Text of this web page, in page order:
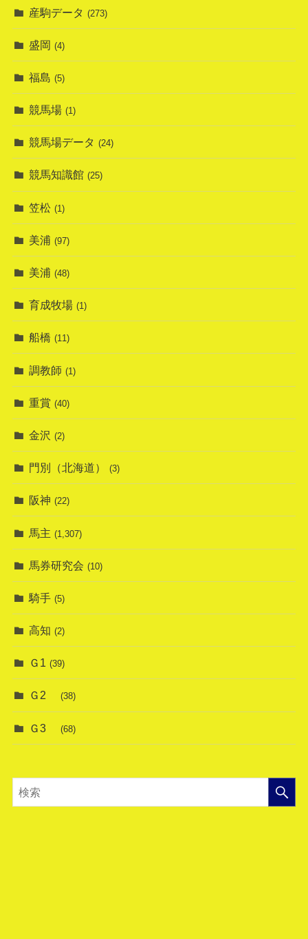
産駒データ (273)
盛岡 (4)
福島 (5)
競馬場 (1)
競馬場データ (24)
競馬知識館 (25)
笠松 (1)
美浦 (97)
美浦 (48)
育成牧場 (1)
船橋 (11)
調教師 (1)
重賞 (40)
金沢 (2)
門別（北海道） (3)
阪神 (22)
馬主 (1,307)
馬券研究会 (10)
騎手 (5)
高知 (2)
Ｇ1 (39)
Ｇ2 (38)
Ｇ3 (68)